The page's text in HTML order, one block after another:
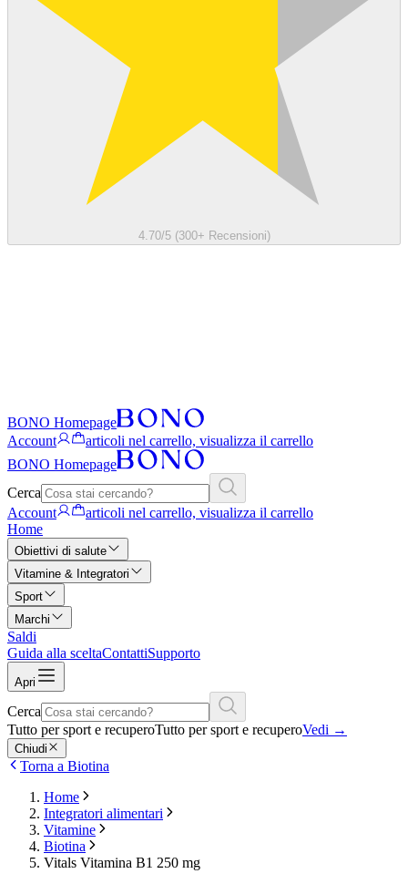
4.70/5 (300+ Recensioni)
BONO Homepage
Account
articoli nel carrello, visualizza il carrello
BONO Homepage
Cerca
Account
articoli nel carrello, visualizza il carrello
Home
Obiettivi di salute
Vitamine & Integratori
Sport
Marchi
Saldi
Guida alla sceltaContattiSupporto
Apri
Cerca
Tutto per sport e recuperoTutto per sport e recuperoVedi →
Chiudi
Torna a Biotina
Home
Integratori alimentari
Vitamine
Biotina
Vitals Vitamina B1 250 mg